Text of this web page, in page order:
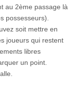
au 2ème passage là
possesseurs).
soit mettre en
joueurs qui restent
libres
un point.